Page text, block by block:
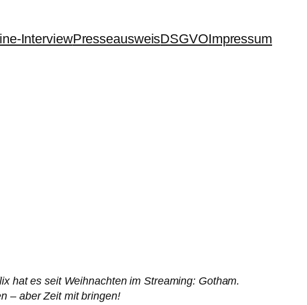
InterviewPresseausweisDSGVOImpressum
hat es seit Weihnachten im Streaming: Gotham.
– aber Zeit mit bringen!